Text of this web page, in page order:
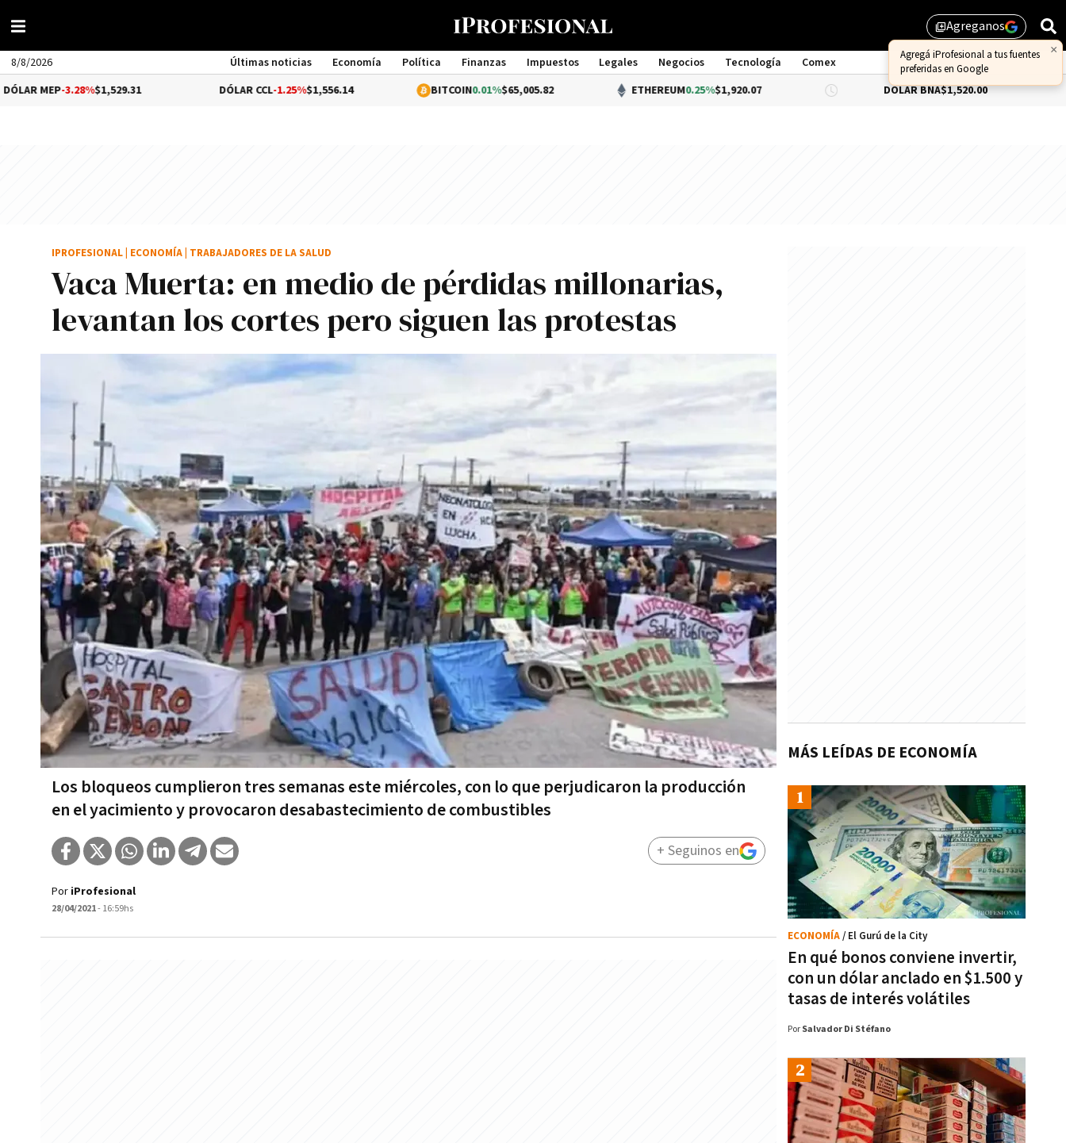
library_addAgreganos
×
Agregá iProfesional a tus fuentes
preferidas en Google
8/8/2026 Últimas noticias Economía Política Finanzas Impuestos Legales Negocios Tecnología
Comex
Management
-3.28%$1,529.31 -1.25%$1,556.14 0.01%$65,005.82 ETHEREUM 0.25%$1,920.07 DÓLAR BNA $1,520.00 DÓLAR
Vaca Muerta: en medio de pérdidas millonarias,
levantan los cortes pero siguen las protestas
Los bloqueos cumplieron tres semanas este miércoles, con lo que perjudicaron la producción
en el yacimiento y provocaron desabastecimiento de combustibles
IPROFESIONAL ECONOMÍA TRABAJADORES DE LA SALUD
Por iProfesional
28/04/2021- 16:59hs
+ Seguinos en
MÁS LEÍDAS DE ECONOMÍA
En qué bonos conviene invertir,
con un dólar anclado en $1.500 y
tasas de interés volátiles
ECONOMÍA/ El Gurú de la City
Por Salvador Di Stéfano